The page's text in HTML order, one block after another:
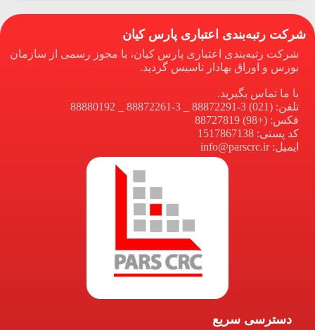
شرکت رتبه‌بندی اعتباری پارس کیان
شرکت رتبه‌بندی اعتباری پارس کیان، با مجوز رسمی از سازمان
بورس و اوراق بهادار تاسیس گردید.
با ما تماس بگیرید.
تلفن: (021) 3-88872291 _ 3-88872261 _ 88880192
فکس: (+98) 88727819
کد پستی: 1517867138
ایمیل: info@parscrc.ir
دسترسی سریع